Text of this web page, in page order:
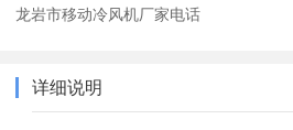
龙岩市移动冷风机厂家电话
详细说明